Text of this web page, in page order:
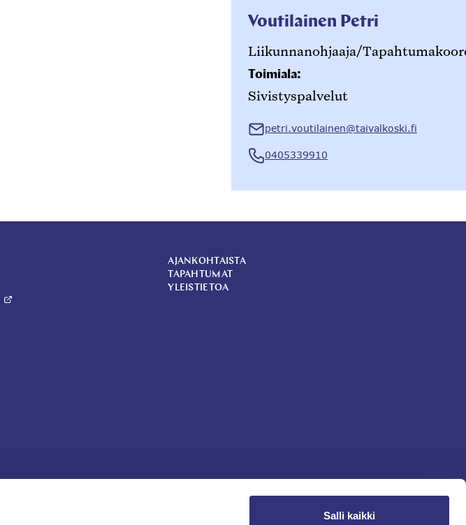
Salli kaikki
Voutilainen Petri
Liikunnanohjaaja/
Toimiala:
Sivistyspalvelut
petri.voutilainen@taivalkoski.fi
0405339910
AJANKOHTAISTA
TAPAHTUMAT
YLEISTIETOA